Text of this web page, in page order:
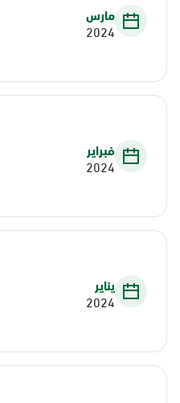
مارس
2024
فبراير
2024
يناير
2024